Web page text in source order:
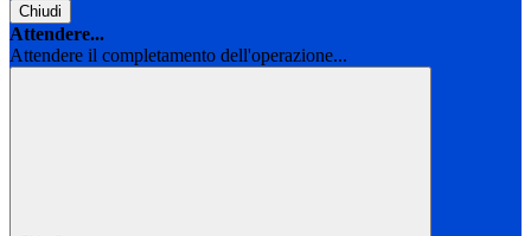
Chiudi
Attendere...
Attendere il completamento dell'operazione...